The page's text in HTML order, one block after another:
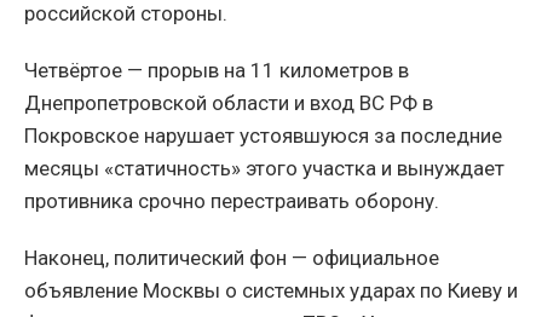
российской стороны.
Четвёртое — прорыв на 11 километров в
Днепропетровской области и вход ВС РФ в
Покровское нарушает устоявшуюся за последние
месяцы «статичность» этого участка и вынуждает
противника срочно перестраивать оборону.
Наконец, политический фон — официальное
объявление Москвы о системных ударах по Киеву и